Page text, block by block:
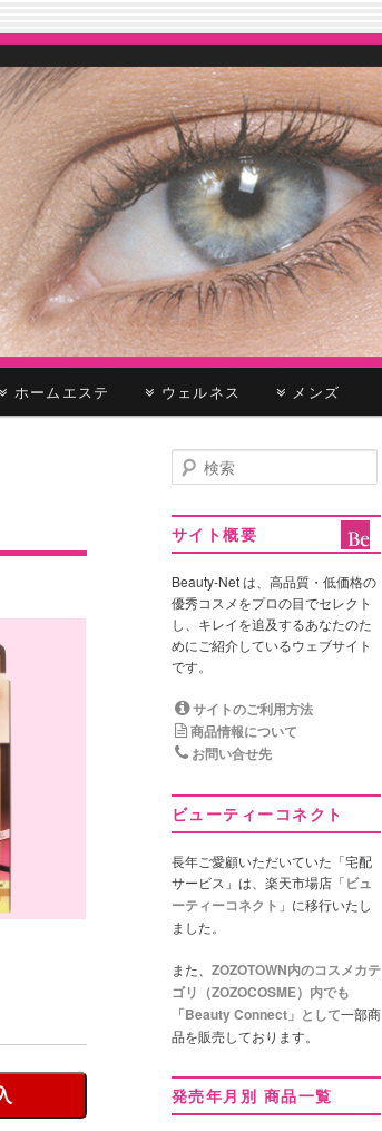
ホームエステ ウェルネス メンズ
検
索
サイト概要
Beauty-Net は、高品質・低価格の
優秀コスメをプロの目でセレクト
し、キレイを追及するあなたのた
めにご紹介しているウェブサイト
です。
サイトのご利用方法
商品情報について
お問い合せ先
ビューティーコネクト
長年ご愛顧いただいていた「宅配
サービス」は、楽天市場店「ビュ
ーティーコネクト 」に移行いたし
ました。
また、 ZOZOTOWN内のコスメカテ
ゴリ（ZOZOCOSME）内でも
「Beauty Connect」として一部商
品を販売しております。
発売年月別 商品一覧